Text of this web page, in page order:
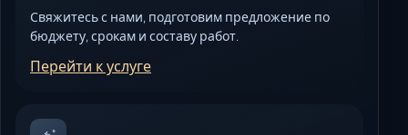
Свяжитесь с нами, подготовим предложение по
бюджету, срокам и составу работ.
Перейти к услуге